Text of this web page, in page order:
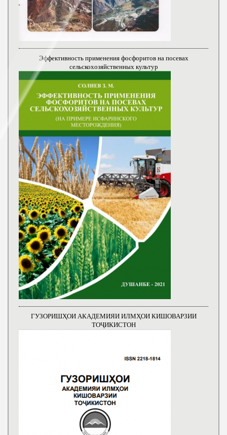
Эффективность применения фосфоритов на посевах
сельскохозяйственных культур
ГУЗОРИШҲОИ АКАДЕМИЯИ ИЛМҲОИ КИШОВАРЗИИ
ТОҶИКИСТОН